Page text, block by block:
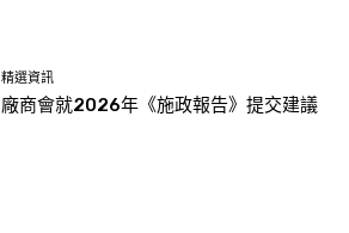
精選資訊
廠商會就2026年《施政報告》提交建議